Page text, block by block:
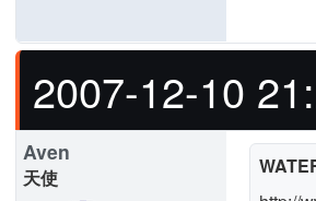
2007-12-10
Aven
天使